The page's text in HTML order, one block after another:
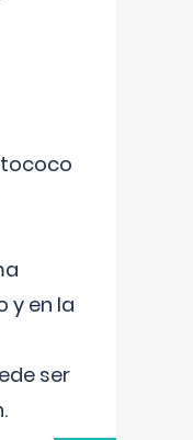
y en la
ser